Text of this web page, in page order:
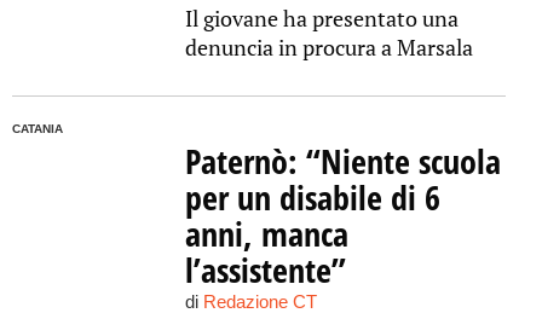
Il giovane ha presentato una
denuncia in procura a Marsala
CATANIA
Paternò: “Niente scuola
per un disabile di 6
anni, manca
l’assistente”
di Redazione CT